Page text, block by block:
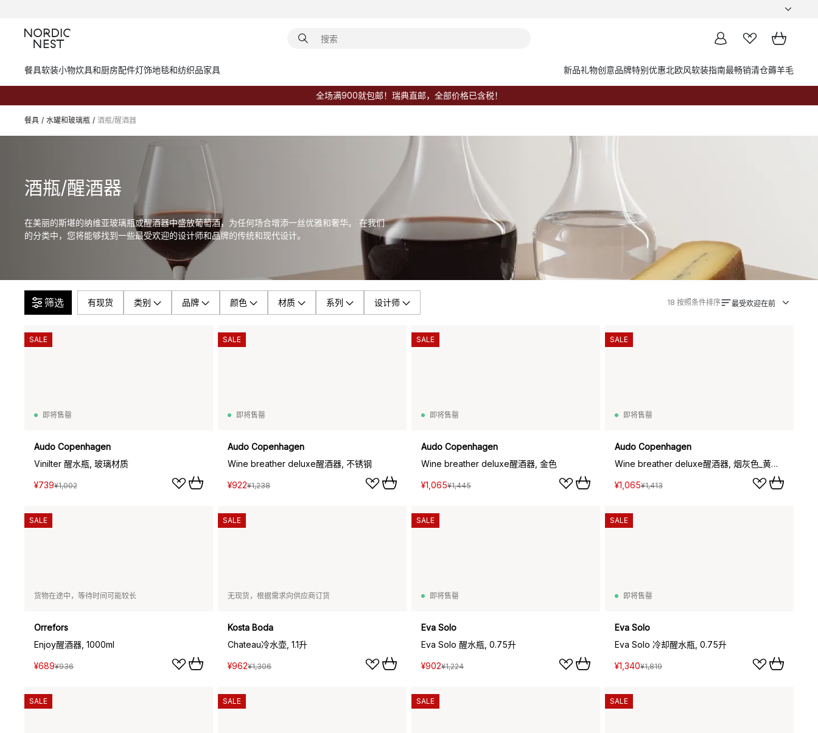
餐具软装小物炊具和厨房配件灯饰地毯和纺织品家具 新品礼物创意品牌特别优惠北欧风软装指南最畅销清仓薅羊毛
全场满900就包邮！瑞典直邮，全部价格已含税！
餐具 / 水罐和玻璃瓶 / 酒瓶/醒酒器
酒瓶/醒酒器
在美丽的斯堪的纳维亚玻璃瓶或醒酒器中盛放葡萄酒，为任何场合增添一丝优雅和奢华。 在我们
的分类中，您将能够找到一些最受欢迎的设计师和品牌的传统和现代设计。
筛选 有现货 类别 品牌 颜色 材质 系列 设计师 18 按照条件排序 最受欢迎在前
即将售罄
Audo Copenhagen
Vinilter 醒水瓶, 玻璃材质
¥739¥1,002
SALE
即将售罄
Audo Copenhagen
Wine breather deluxe醒酒器, 不锈钢
¥922¥1,238
SALE
即将售罄
Audo Copenhagen
Wine breather deluxe醒酒器, 金色
¥1,065¥1,445
SALE
即将售罄
Audo Copenhagen
Wine breather deluxe醒酒器, 烟灰色_黄铜色
¥1,065¥1,413
SALE
货物在途中，等待时间可能较长
Orrefors
Enjoy醒酒器, 1000ml
¥689¥936
SALE
无现货，根据需求向供应商订货
Kosta Boda
Chateau冷水壶, 1.1升
¥962¥1,306
SALE
即将售罄
Eva Solo
Eva Solo 醒水瓶, 0.75升
¥902¥1,224
SALE
即将售罄
Eva Solo
Eva Solo 冷却醒水瓶, 0.75升
¥1,340¥1,819
SALE
SALE SALE SALE SALE